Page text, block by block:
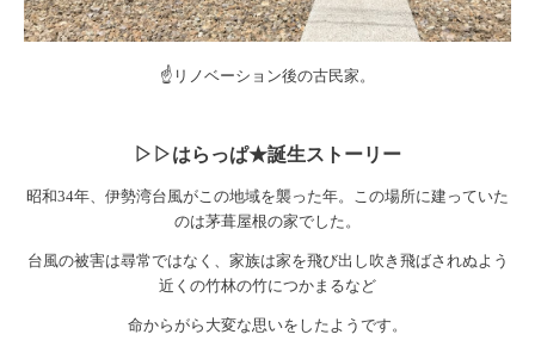
☝リノベーション後の古民家。
▷▷はらっぱ★誕生ストーリー
昭和34年、伊勢湾台風がこの地域を襲った年。この場所に建っていた
のは茅葺屋根の家でした。
台風の被害は尋常ではなく、家族は家を飛び出し吹き飛ばされぬよう
近くの竹林の竹につかまるなど
命からがら大変な思いをしたようです。